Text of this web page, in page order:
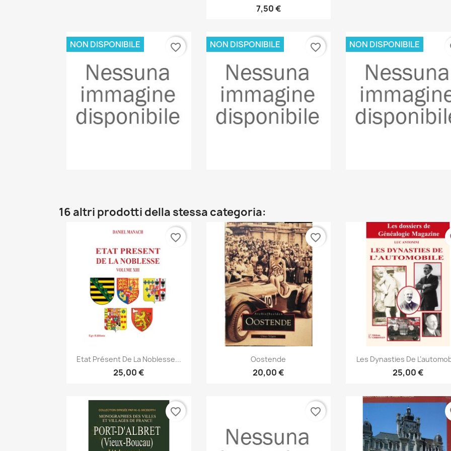
7,50 €
NON DISPONIBILE favorite_border NON DISPONIBILE favorite_border NON DISPONIBILE
16 altri prodotti della stessa categoria:
Anteprima
Etat Présent De La Noblesse...
25,00 €
favorite_border
Anteprima
Oostende
20,00 €
favorite_border
Anteprima
Les Dynasties De
25,00 €
favorite_border favorite_border